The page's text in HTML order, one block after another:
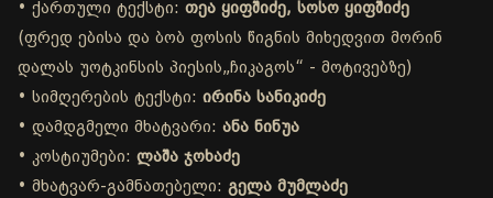
• ქართული ტექსტი: თეა ყიფშიძე, სოსო ყიფშიძე
(ფრედ ებისა და ბობ ფოსის წიგნის მიხედვით მორინ
დალას უოტკინსის პიესის„ჩიკაგოს“ - მოტივებზე)
• სიმღერების ტექსტი: ირინა სანიკიძე
• დამდგმელი მხატვარი: ანა ნინუა
• კოსტიუმები: ლაშა ჯოხაძე
• მხატვარ-გამნათებელი: გელა მუმლაძე